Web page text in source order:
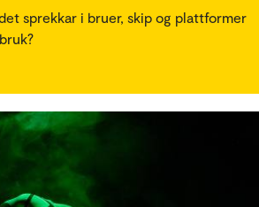
sprekkar i bruer, skip og plattformer